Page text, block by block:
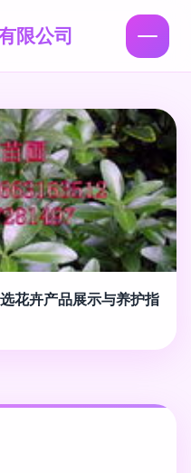
限公司
花卉产品展示与养护指